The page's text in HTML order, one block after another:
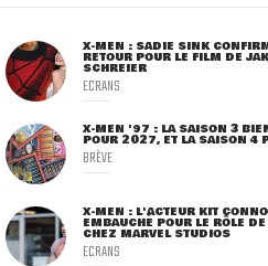
X-MEN : SADIE SINK
RETOUR POUR LE FILM DE
SCHREIER
ECRANS
X-MEN '97 : LA SAISON 3
POUR 2027, ET LA SAISON 4
BRÈVE
X-MEN : L'ACTEUR KIT
EMBAUCHÉ POUR LE RÔLE
CHEZ MARVEL STUDIOS
ECRANS